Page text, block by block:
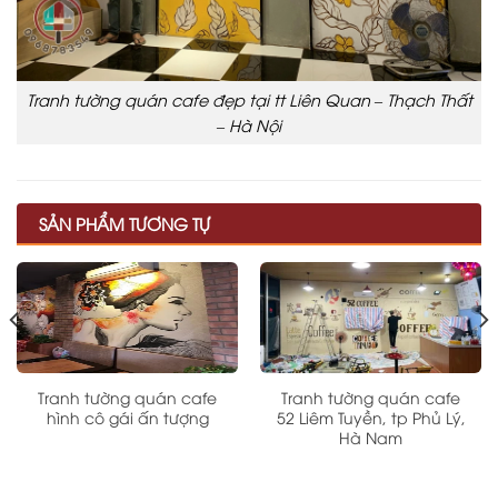
Tranh tường quán cafe đẹp tại tt Liên Quan – Thạch Thất
– Hà Nội
SẢN PHẨM TƯƠNG TỰ
Tranh tường quán cafe
hình cô gái ấn tượng
Tranh tường quán cafe
52 Liêm Tuyền, tp Phủ Lý,
Hà Nam